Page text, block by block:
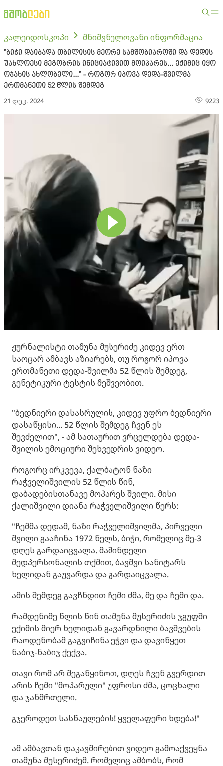
კალეიდოსკოპი მნიშვნელოვანი ინფორმაცია
"ბიჭი დაიბადა თბილისის მეორე სამშობიაროში და დედის
უახლოესი მეგობრის ინიციატივით მოიპარეს... ექიმიც იყო
ოჯახის ახლობელი..." - როგორ იპოვა დედა-შვილმა
ერთმანეთი 52 წლის შემდეგ
21 დეკ. 2024 9223
ჟურნალისტი თამუნა მუსერიძე კიდევ ერთ
საოცარ ამბავს აზიარებს, თუ როგორ იპოვა
ერთმანეთი დედა-შვილმა 52 წლის შემდეგ,
გენეტიკური ტესტის მეშვეობით.
"ბედნიერი დასასრულის, კიდევ უფრო ბედნიერი
დასაწყისი... 52 წლის შემდეგ ჩვენ ეს
შევძელით", - ამ სათაურით ვრცელდება დედა-
შვილის ემოციური შეხვედრის ვიდეო.
როგორც ირკვევა, ქალბატონ ნაზი
რაჭველიშვილის 52 წლის წინ,
დაბადებისთანავე მოპარეს შვილი. მისი
ქალიშვილი დიანა რაჭველიშვილი წერს:
"ჩემმა დედამ, ნაზი რაჭველიშვილმა, პირველი
შვილი გააჩინა 1972 წელს, ბიჭი, რომელიც მე-3
დღეს გარდაიცვალა. მაშინდელი
მედპერსონალის თქმით, ბავშვი სანიტარს
ხელიდან გაუვარდა და გარდაიცვალა.
ამის შემდეგ გავჩნდით ჩემი ძმა, მე და ჩემი და.
რამდენიმე წლის წინ თამუნა მუსერიძის ჯგუფში
ექიმის მიერ ხელიდან გავარდნილი ბავშვების
რაოდენობამ გაგვიჩინა ეჭვი და დავიწყეთ
ნაბიჯ-ნაბიჯ ქექვა.
თავი რომ არ შეგაწყინოთ, დღეს ჩვენ გვერდით
არის ჩემი "მოპარული" უფროსი ძმა, ცოცხალი
და ჯანმრთელი.
გჯეროდეთ სასწაულების! ყველაფერი ხდება!"
ამ ამბავთან დაკავშირებით ვიდეო გამოაქვეყნა
თამუნა მუსერიძემ. რომელიც ამბობს, რომ